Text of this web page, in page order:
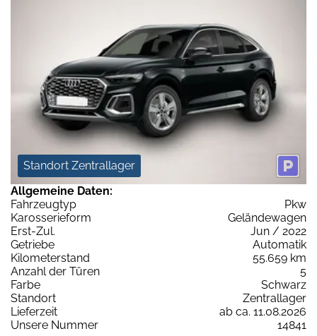
Standort Zentrallager
Allgemeine Daten:
Fahrzeugtyp
Pkw
Karosserieform
Geländewagen
Erst-Zul.
Jun / 2022
Getriebe
Automatik
Kilometerstand
55.659 km
Anzahl der Türen
5
Farbe
Schwarz
Standort
Zentrallager
Lieferzeit
ab ca. 11.08.2026
Unsere Nummer
14841